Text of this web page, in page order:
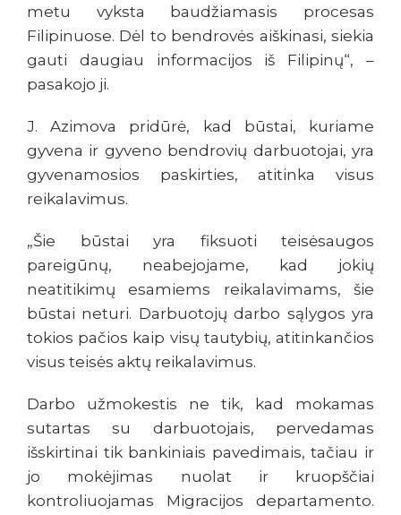
metu vyksta baudžiamasis procesas
Filipinuose. Dėl to bendrovės aiškinasi, siekia
gauti daugiau informacijos iš Filipinų“, –
pasakojo ji.
J. Azimova pridūrė, kad būstai, kuriame
gyvena ir gyveno bendrovių darbuotojai, yra
gyvenamosios paskirties, atitinka visus
reikalavimus.
„Šie būstai yra fiksuoti teisėsaugos
pareigūnų, neabejojame, kad jokių
neatitikimų esamiems reikalavimams, šie
būstai neturi. Darbuotojų darbo sąlygos yra
tokios pačios kaip visų tautybių, atitinkančios
visus teisės aktų reikalavimus.
Darbo užmokestis ne tik, kad mokamas
sutartas su darbuotojais, pervedamas
išskirtinai tik bankiniais pavedimais, tačiau ir
jo mokėjimas nuolat ir kruopščiai
kontroliuojamas Migracijos departamento.